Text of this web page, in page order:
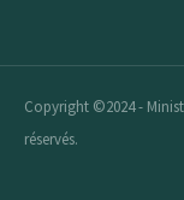
Copyright ©2024 -
réservés.